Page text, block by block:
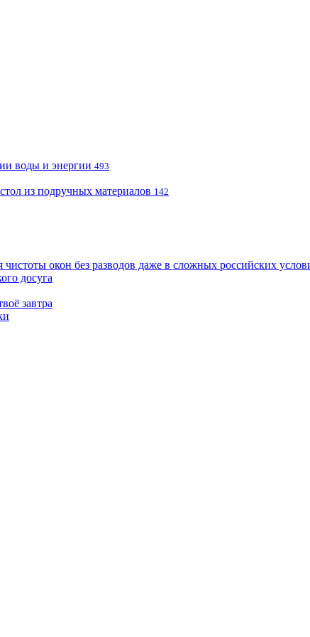
воды и энергии 493
из подручных материалов 142
окон без разводов даже в сложных российских
досуга
завтра